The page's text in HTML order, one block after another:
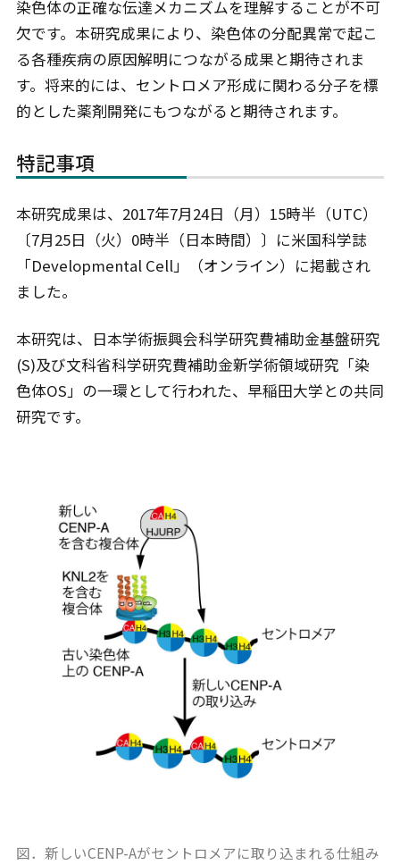
染色体の正確な伝達メカニズムを理解することが不可
欠です。本研究成果により、染色体の分配異常で起こ
る各種疾病の原因解明につながる成果と期待されま
す。将来的には、セントロメア形成に関わる分子を標
的とした薬剤開発にもつながると期待されます。
特記事項
本研究成果は、2017年7月24日（月）15時半（UTC）
〔7月25日（火）0時半（日本時間）〕に米国科学誌
「Developmental Cell」（オンライン）に掲載され
ました。
本研究は、日本学術振興会科学研究費補助金基盤研究
(S)及び文科省科学研究費補助金新学術領域研究「染
色体OS」の一環として行われた、早稲田大学との共同
研究です。
図．新しいCENP-Aがセントロメアに取り込まれる仕組み